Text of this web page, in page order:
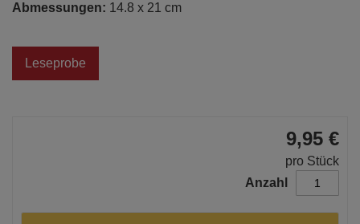
Abmessungen: 14.8 x 21 cm
Leseprobe
9,95 €
pro Stück
Anzahl